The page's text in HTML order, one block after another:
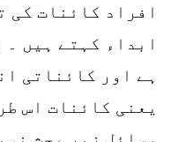
افراد کائنات کی
ابداء کہتے ہیں
ہے اور کائناتی
یعنی کائنات اس